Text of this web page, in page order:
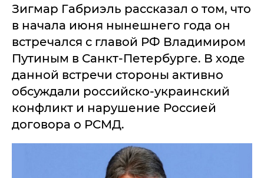
Зигмар Габриэль рассказал о том, что
в начала июня нынешнего года он
встречался с главой РФ Владимиром
Путиным в Санкт-Петербурге. В ходе
данной встречи стороны активно
обсуждали российско-украинский
конфликт и нарушение Россией
договора о РСМД.